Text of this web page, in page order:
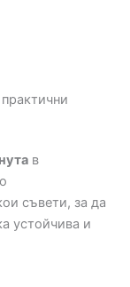
в
съвети, за да
устойчива и